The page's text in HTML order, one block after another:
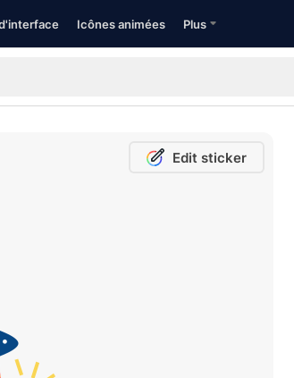
Icônes animées Plus
Edit sticker